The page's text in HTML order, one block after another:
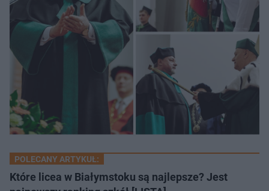
POLECANY ARTYKUŁ:
Które licea w Białymstoku są najlepsze? Jest